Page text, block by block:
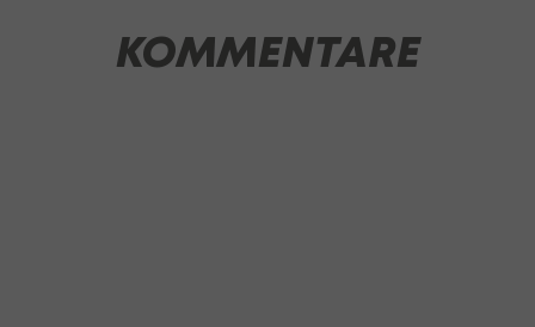
KOMMENTARE